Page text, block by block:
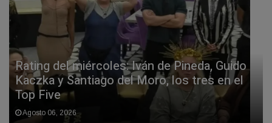
Rating del miércoles: Iván de Pineda, Guido
Kaczka y Santiago del Moro, los tres en el
Top Five
Agosto 06, 2026